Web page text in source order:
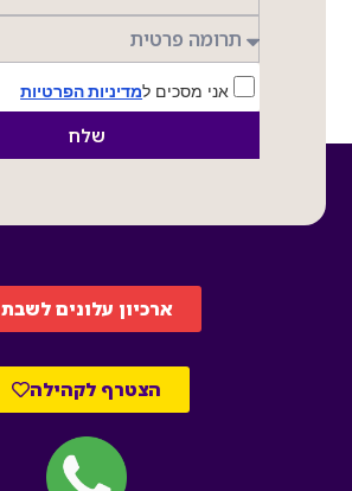
אני מסכים למדיניות הפרטיות
שלח
ארכיון עלונים לשבת
הצטרף לקהילה